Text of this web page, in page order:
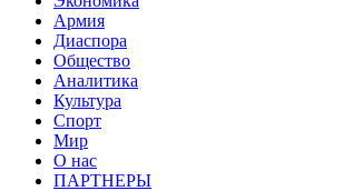
Армия
Диаспора
Общество
Аналитика
Культура
Спорт
Мир
О нас
ПАРТНЕРЫ